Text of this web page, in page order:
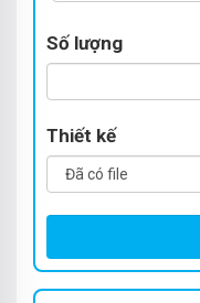
Số lượng
Thiết kế